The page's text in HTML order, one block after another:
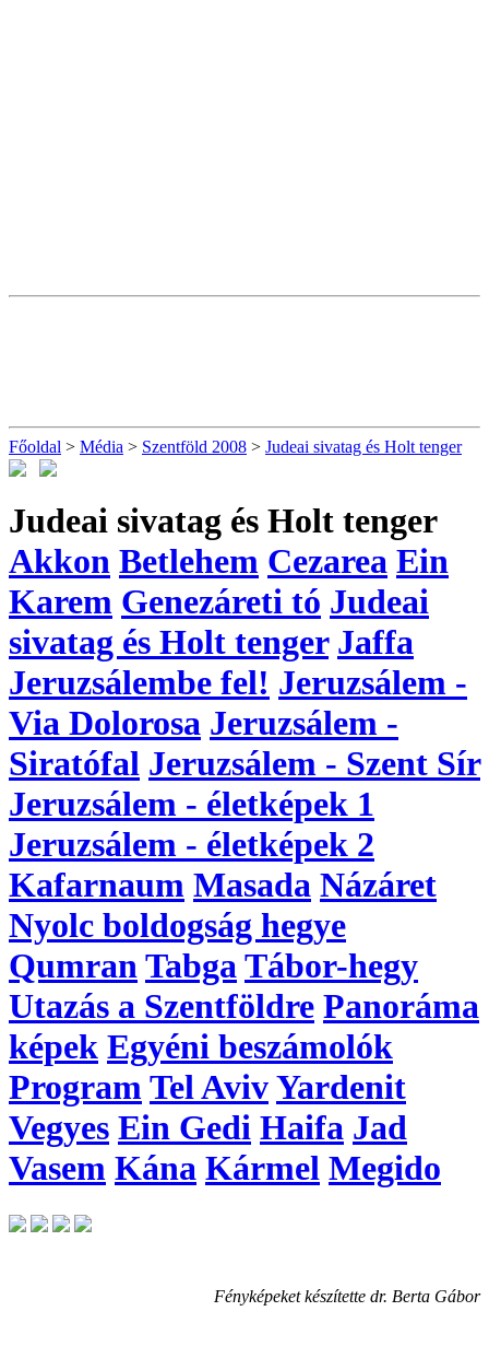
Főoldal > Média > Szentföld 2008 > Judeai sivatag és Holt tenger
Judeai sivatag és Holt tenger
Akkon Betlehem Cezarea Ein
Karem Genezáreti tó Judeai
sivatag és Holt tenger Jaffa
Jeruzsálembe fel! Jeruzsálem -
Via Dolorosa Jeruzsálem -
Siratófal Jeruzsálem - Szent Sír
Jeruzsálem - életképek 1
Jeruzsálem - életképek 2
Kafarnaum Masada Názáret
Nyolc boldogság hegye
Qumran Tabga Tábor-hegy
Utazás a Szentföldre Panoráma
képek Egyéni beszámolók
Program Tel AvivYardenit
Vegyes Ein Gedi Haifa Jad
Vasem Kána Kármel Megido
Fényképeket készítette dr. Berta Gábor